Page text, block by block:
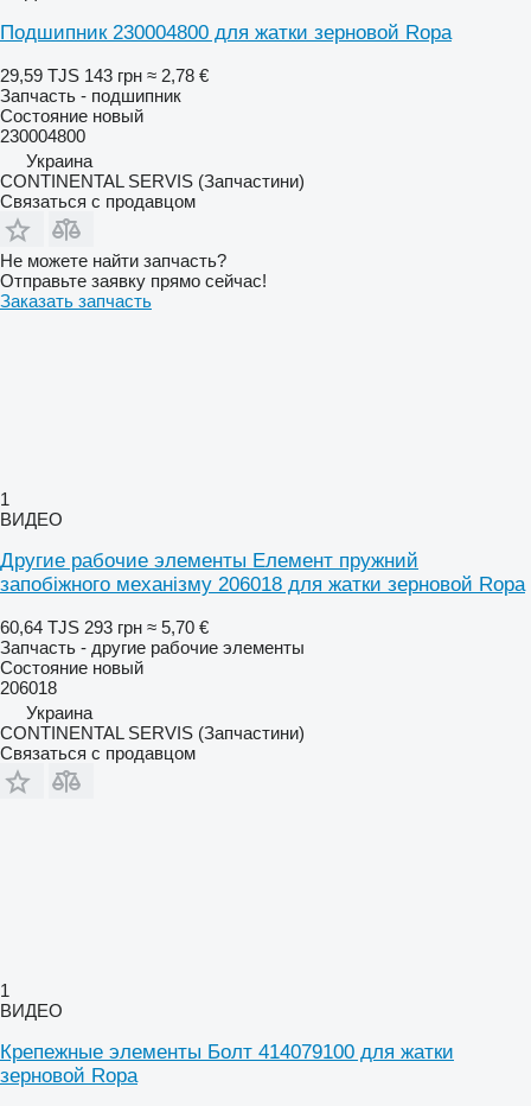
Подшипник 230004800 для жатки зерновой Ropa
29,59 TJS 143 грн ≈ 2,78 €
Запчасть - подшипник
Состояние новый
230004800
Украина
CONTINENTAL SERVIS (Запчастини)
Связаться с продавцом
Не можете найти запчасть?
Отправьте заявку прямо сейчас!
Заказать запчасть
1
ВИДЕО
Другие рабочие элементы Елемент пружний
запобіжного механізму 206018 для жатки зерновой Ropa
60,64 TJS 293 грн ≈ 5,70 €
Запчасть - другие рабочие элементы
Состояние новый
206018
Украина
CONTINENTAL SERVIS (Запчастини)
Связаться с продавцом
1
ВИДЕО
Крепежные элементы Болт 414079100 для жатки
зерновой Ropa